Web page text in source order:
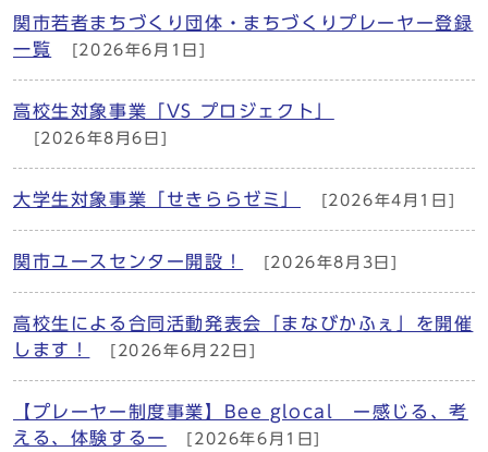
関市若者まちづくり団体・まちづくりプレーヤー登録
一覧
[2026年6月1日]
高校生対象事業「VS プロジェクト」
[2026年8月6日]
大学生対象事業「せきららゼミ」 [2026年4月1日]
関市ユースセンター開設！ [2026年8月3日]
高校生による合同活動発表会「まなびかふぇ」を開催
します！
[2026年6月22日]
【プレーヤー制度事業】Bee glocal ー感じる、考
える、体験するー
[2026年6月1日]